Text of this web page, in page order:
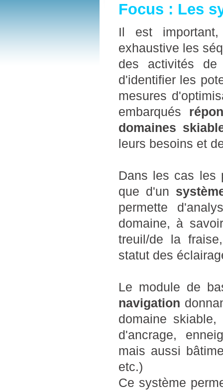
Focus : Les
Il est
exhaustive les
des activités
d'identifier les
mesures
embarqués
domaines
leurs besoins et
Dans les cas les
que d'un
permette
domaine, à
treuil/de la
statut des
Le module de
navigation
domaine
d'ancrage,
mais aussi
etc.)
Ce système